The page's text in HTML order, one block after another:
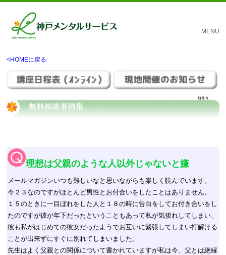
MENU
<HOMEに戻る
理想は父親のような人以外じゃないと嫌
メールマガジンいつも難しいなと思いながらも楽しく読んでいます。
今２３なのですがほとんど男性とお付合いをしたことはありません。
１５のときに一目ぼれをした人と１８の時に告白をしてお付き合いをし
たのですが彼が年下だったということもあって私が気後れしてしまい、
彼も私がはじめての彼女だったようでお互いに緊張してしまい打解ける
ことが出来ずにすぐに別れてしまいました。
先生はよく父親との関係について書かれていますが私は今、父とは絶縁